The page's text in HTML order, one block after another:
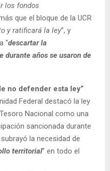
los fondos
que el bloque de la UCR
y ratificará la ley”, y
“descartar la
durante años se usaron de
no defender esta ley”
Federal destacó la ley
Nacional como una
sancionada durante
la necesidad de
territorial” en todo el